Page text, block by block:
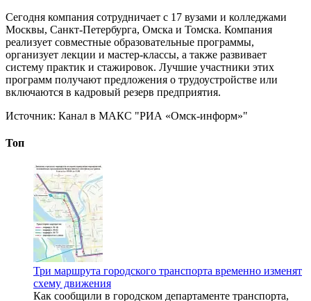
Сегодня компания сотрудничает с 17 вузами и колледжами
Москвы, Санкт-Петербурга, Омска и Томска. Компания
реализует совместные образовательные программы,
организует лекции и мастер-классы, а также развивает
систему практик и стажировок. Лучшие участники этих
программ получают предложения о трудоустройстве или
включаются в кадровый резерв предприятия.
Источник: Канал в МАКС "РИА «Омск-информ»"
Топ
Три маршрута городского транспорта временно изменят
схему движения
Как сообщили в городском департаменте транспорта,